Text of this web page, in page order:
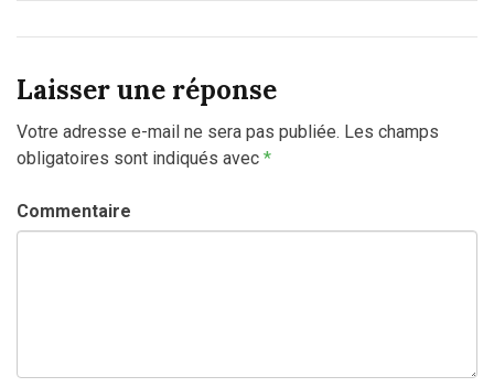
Laisser une réponse
Votre adresse e-mail ne sera pas publiée. Les champs
obligatoires sont indiqués avec *
Commentaire